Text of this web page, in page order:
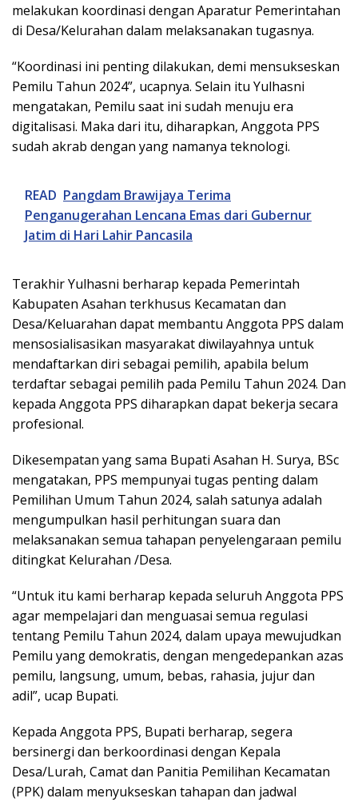
melakukan koordinasi dengan Aparatur Pemerintahan
di Desa/Kelurahan dalam melaksanakan tugasnya.
“Koordinasi ini penting dilakukan, demi mensukseskan
Pemilu Tahun 2024”, ucapnya. Selain itu Yulhasni
mengatakan, Pemilu saat ini sudah menuju era
digitalisasi. Maka dari itu, diharapkan, Anggota PPS
sudah akrab dengan yang namanya teknologi.
READ Pangdam Brawijaya Terima
Penganugerahan Lencana Emas dari Gubernur
Jatim di Hari Lahir Pancasila
Terakhir Yulhasni berharap kepada Pemerintah
Kabupaten Asahan terkhusus Kecamatan dan
Desa/Keluarahan dapat membantu Anggota PPS dalam
mensosialisasikan masyarakat diwilayahnya untuk
mendaftarkan diri sebagai pemilih, apabila belum
terdaftar sebagai pemilih pada Pemilu Tahun 2024. Dan
kepada Anggota PPS diharapkan dapat bekerja secara
profesional.
Dikesempatan yang sama Bupati Asahan H. Surya, BSc
mengatakan, PPS mempunyai tugas penting dalam
Pemilihan Umum Tahun 2024, salah satunya adalah
mengumpulkan hasil perhitungan suara dan
melaksanakan semua tahapan penyelengaraan pemilu
ditingkat Kelurahan /Desa.
“Untuk itu kami berharap kepada seluruh Anggota PPS
agar mempelajari dan menguasai semua regulasi
tentang Pemilu Tahun 2024, dalam upaya mewujudkan
Pemilu yang demokratis, dengan mengedepankan azas
pemilu, langsung, umum, bebas, rahasia, jujur dan
adil”, ucap Bupati.
Kepada Anggota PPS, Bupati berharap, segera
bersinergi dan berkoordinasi dengan Kepala
Desa/Lurah, Camat dan Panitia Pemilihan Kecamatan
(PPK) dalam menyukseskan tahapan dan jadwal